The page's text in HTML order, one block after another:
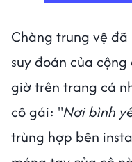
Chàng trung vệ
suy đoán của
giờ trên trang cá
cô gái: "Nơi bình
trùng hợp bên